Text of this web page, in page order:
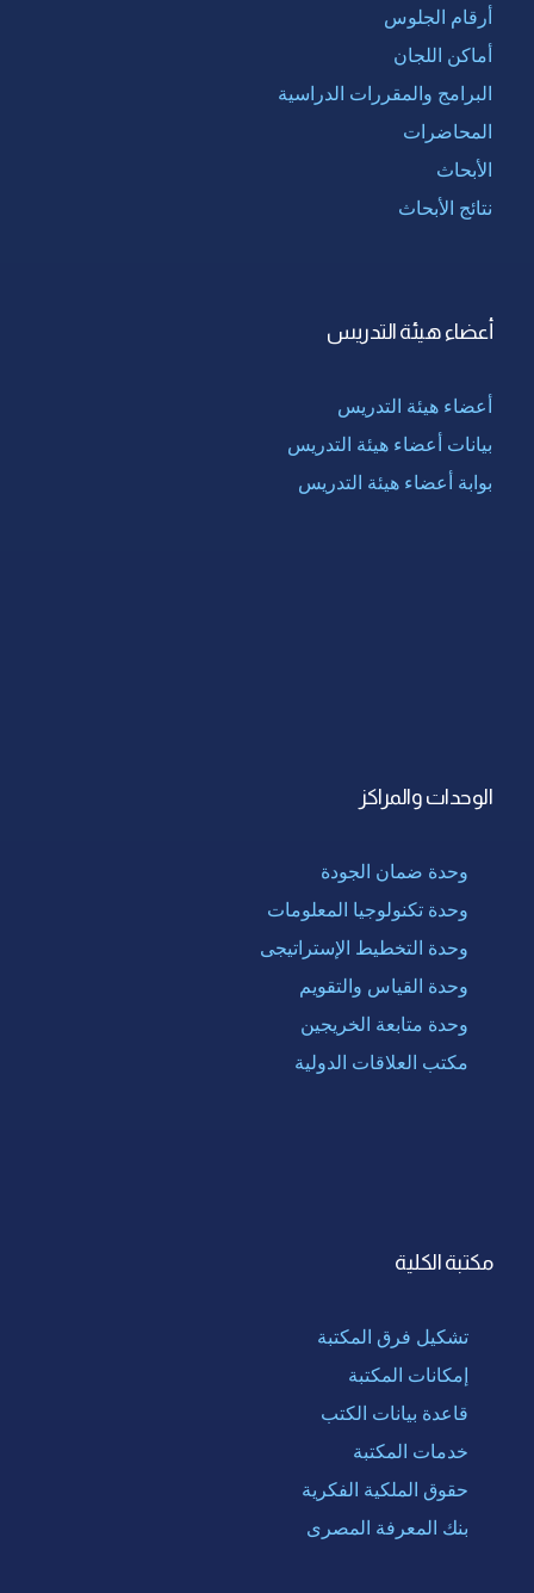
أرقام الجلوس
أماكن اللجان
البرامج والمقررات الدراسية
المحاضرات
الأبحاث
نتائج الأبحاث
أعضاء هيئة التدريس
أعضاء هيئة التدريس
بيانات أعضاء هيئة التدريس
بوابة أعضاء هيئة التدريس
الوحدات والمراكز
وحدة ضمان الجودة
وحدة تكنولوجيا المعلومات
وحدة التخطيط الإستراتيجى
وحدة القياس والتقويم
وحدة متابعة الخريجين
مكتب العلاقات الدولية
مكتبة الكلية
تشكيل فرق المكتبة
إمكانات المكتبة
قاعدة بيانات الكتب
خدمات المكتبة
حقوق الملكية الفكرية
بنك المعرفة المصرى